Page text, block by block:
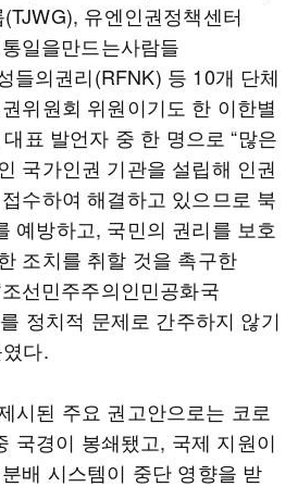
유엔인권정책센터
일을만드는사람들
들의권리(RFNK) 등 10개 단체
위원회 위원이기도 한 이한별
표 발언자 중 한 명으로 “많은
국가인권 기관을 설립해 인권
수하여 해결하고 있으므로 북
예방하고, 국민의 권리를 보호
조치를 취할 것을 촉구한
선민주주의인민공화국
정치적 문제로 간주하지 않기
다.
시된 주요 권고안으로는 코로
국경이 봉쇄됐고, 국제 지원이
배 시스템이 중단 영향을 받